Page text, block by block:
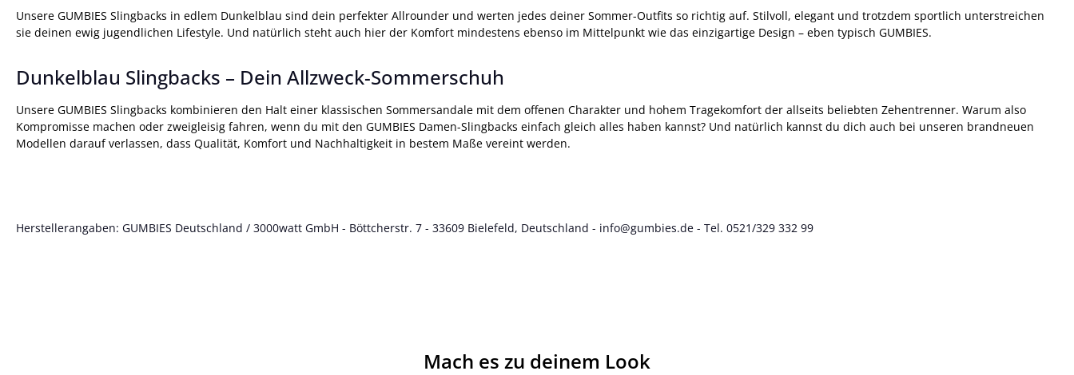
Unsere GUMBIES Slingbacks in edlem Dunkelblau sind dein perfekter Allrounder und werten jedes deiner Sommer-Outfits so richtig auf. Stilvoll, elegant und trotzdem sportlich unterstreichen
sie deinen ewig jugendlichen Lifestyle. Und natürlich steht auch hier der Komfort mindestens ebenso im Mittelpunkt wie das einzigartige Design – eben typisch GUMBIES.
Dunkelblau Slingbacks – Dein Allzweck-Sommerschuh
Unsere GUMBIES Slingbacks kombinieren den Halt einer klassischen Sommersandale mit dem offenen Charakter und hohem Tragekomfort der allseits beliebten Zehentrenner. Warum also
Kompromisse machen oder zweigleisig fahren, wenn du mit den GUMBIES Damen-Slingbacks einfach gleich alles haben kannst? Und natürlich kannst du dich auch bei unseren brandneuen
Modellen darauf verlassen, dass Qualität, Komfort und Nachhaltigkeit in bestem Maße vereint werden.
Herstellerangaben: GUMBIES Deutschland / 3000watt GmbH - Böttcherstr. 7 - 33609 Bielefeld, Deutschland - info@gumbies.de - Tel. 0521/329 332 99
Mach es zu deinem Look